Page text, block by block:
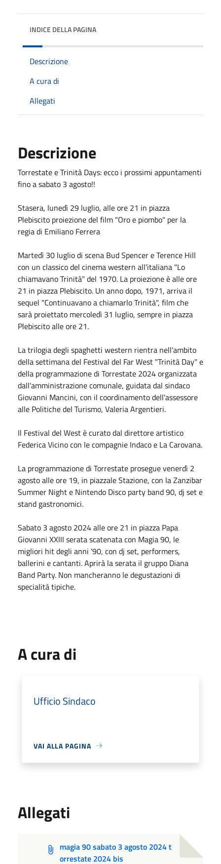
INDICE DELLA PAGINA
Descrizione
A cura di
Allegati
Descrizione
Torrestate e Trinità Days: ecco i prossimi appuntamenti
fino a sabato 3 agosto!!
Stasera, lunedì 29 luglio, alle ore 21 in piazza
Plebiscito proiezione del film "Oro e piombo" per la
regia di Emiliano Ferrera
Martedì 30 luglio di scena Bud Spencer e Terence Hill
con un classico del cinema western all'italiana "Lo
chiamavano Trinità" del 1970. La proiezione è alle ore
21 in piazza Plebiscito. Un anno dopo, 1971, arriva il
sequel "Continuavano a chiamarlo Trinità", film che
sarà proiettato mercoledì 31 luglio, sempre in piazza
Plebiscito alle ore 21.
La trilogia degli spaghetti western rientra nell'ambito
della settimana del Festival del Far West "Trinità Day" e
della programmazione di Torrestate 2024 organizzata
dall'amministrazione comunale, guidata dal sindaco
Giovanni Mancini, con il coordinamento dell'assessore
alle Politiche del Turismo, Valeria Argentieri.
Il Festival del West è curato dal direttore artistico
Federica Vicino con le compagnie Indaco e La Carovana.
La programmazione di Torrestate prosegue venerdì 2
agosto alle ore 19, in piazzale Stazione, con la Zanzibar
Summer Night e Nintendo Disco party band 90, dj set e
stand gastronomici.
Sabato 3 agosto 2024 alle ore 21 in piazza Papa
Giovanni XXIII serata scatenata con Magia 90, le
migliori hit degli anni '90, con dj set, performers,
ballerini e cantanti. Aprirà la serata il gruppo Diana
Band Party. Non mancheranno le degustazioni di
specialità tipiche.
A cura di
Ufficio Sindaco
VAI ALLA PAGINA
Allegati
magia 90 sabato 3 agosto 2024 t
orrestate 2024 bis